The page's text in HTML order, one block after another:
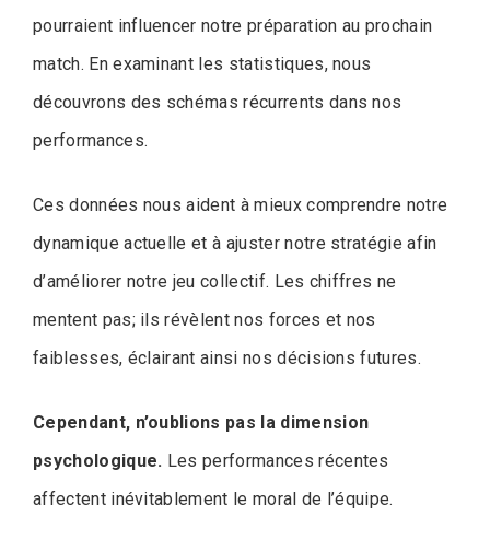
pourraient influencer notre préparation au prochain
match. En examinant les statistiques, nous
découvrons des schémas récurrents dans nos
performances.
Ces données nous aident à mieux comprendre notre
dynamique actuelle et à ajuster notre stratégie afin
d’améliorer notre jeu collectif. Les chiffres ne
mentent pas; ils révèlent nos forces et nos
faiblesses, éclairant ainsi nos décisions futures.
Cependant, n’oublions pas la dimension
psychologique. Les performances récentes
affectent inévitablement le moral de l’équipe.